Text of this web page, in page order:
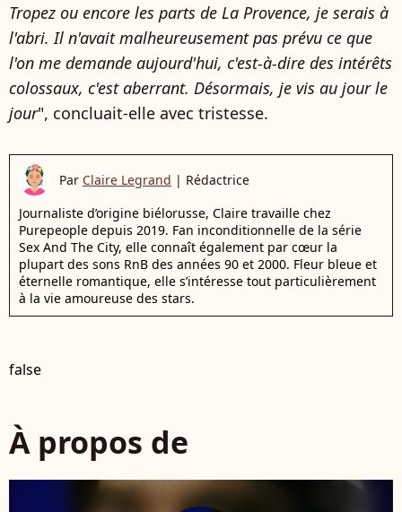
Tropez ou encore les parts de La Provence, je serais à
l'abri. Il n'avait malheureusement pas prévu ce que
l'on me demande aujourd'hui, c'est-à-dire des intérêts
colossaux, c'est aberrant. Désormais, je vis au jour le
jour", concluait-elle avec tristesse.
Par Claire Legrand | Rédactrice
Journaliste d’origine biélorusse, Claire travaille chez
Purepeople depuis 2019. Fan inconditionnelle de la série
Sex And The City, elle connaît également par cœur la
plupart des sons RnB des années 90 et 2000. Fleur bleue et
éternelle romantique, elle s’intéresse tout particulièrement
à la vie amoureuse des stars.
false
À propos de